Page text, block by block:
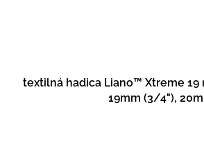
textilná hadica Liano™ Xtreme 19
19mm (3/4"), 20m